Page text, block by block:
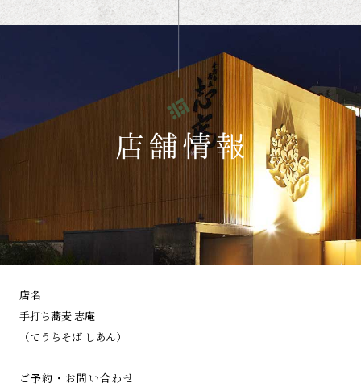
店名
手打ち蕎麦 志庵
（てうちそば しあん）
ご予約・お問い合わせ